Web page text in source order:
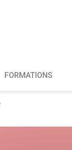
FORMATIONS